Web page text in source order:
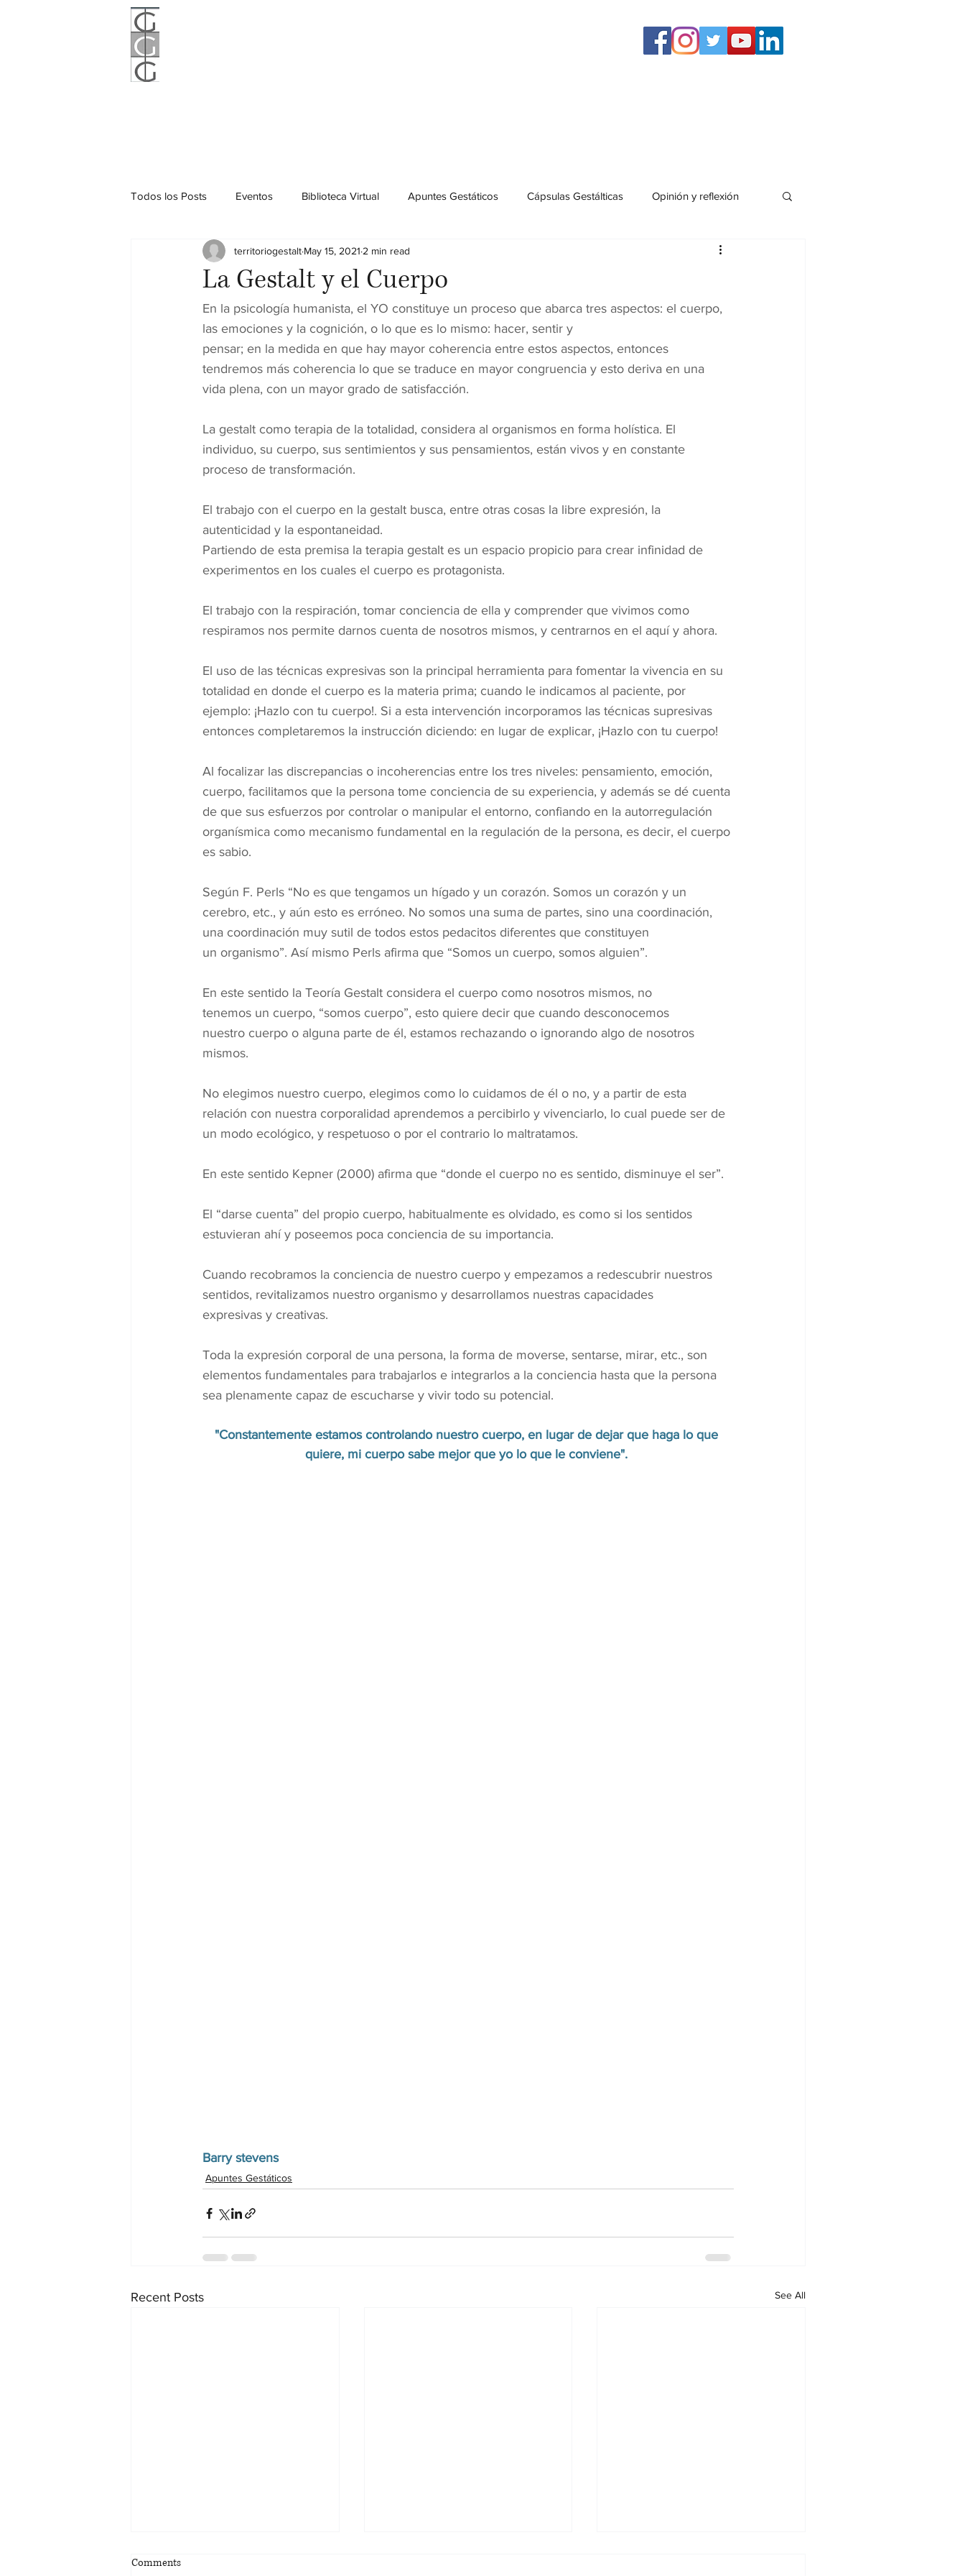
Todos los Posts Eventos Biblioteca Virtual Apuntes Gestáticos Cápsulas Gestálticas Opinión y reflexión
La Gestalt y el Cuerpo
territoriogestalt May 15, 2021 2 min read
En la psicología humanista, el YO constituye un proceso que abarca tres aspectos: el cuerpo,
las emociones y la cognición, o lo que es lo mismo: hacer, sentir y
pensar; en la medida en que hay mayor coherencia entre estos aspectos, entonces
tendremos más coherencia lo que se traduce en mayor congruencia y esto deriva en una
vida plena, con un mayor grado de satisfacción.
La gestalt como terapia de la totalidad, considera al organismos en forma holística. El
individuo, su cuerpo, sus sentimientos y sus pensamientos, están vivos y en constante
proceso de transformación.
El trabajo con el cuerpo en la gestalt busca, entre otras cosas la libre expresión, la
autenticidad y la espontaneidad.
Partiendo de esta premisa la terapia gestalt es un espacio propicio para crear infinidad de
experimentos en los cuales el cuerpo es protagonista.
El trabajo con la respiración, tomar conciencia de ella y comprender que vivimos como
respiramos nos permite darnos cuenta de nosotros mismos, y centrarnos en el aquí y ahora.
El uso de las técnicas expresivas son la principal herramienta para fomentar la vivencia en su
totalidad en donde el cuerpo es la materia prima; cuando le indicamos al paciente, por
ejemplo: ¡Hazlo con tu cuerpo!. Si a esta intervención incorporamos las técnicas supresivas
entonces completaremos la instrucción diciendo: en lugar de explicar, ¡Hazlo con tu cuerpo!
Al focalizar las discrepancias o incoherencias entre los tres niveles: pensamiento, emoción,
cuerpo, facilitamos que la persona tome conciencia de su experiencia, y además se dé cuenta
de que sus esfuerzos por controlar o manipular el entorno, confiando en la autorregulación
organísmica como mecanismo fundamental en la regulación de la persona, es decir, el cuerpo
es sabio.
Según F. Perls “No es que tengamos un hígado y un corazón. Somos un corazón y un
cerebro, etc., y aún esto es erróneo. No somos una suma de partes, sino una coordinación,
una coordinación muy sutil de todos estos pedacitos diferentes que constituyen
un organismo”. Así mismo Perls afirma que “Somos un cuerpo, somos alguien”.
En este sentido la Teoría Gestalt considera el cuerpo como nosotros mismos, no
tenemos un cuerpo, “somos cuerpo”, esto quiere decir que cuando desconocemos
nuestro cuerpo o alguna parte de él, estamos rechazando o ignorando algo de nosotros
mismos.
No elegimos nuestro cuerpo, elegimos como lo cuidamos de él o no, y a partir de esta
relación con nuestra corporalidad aprendemos a percibirlo y vivenciarlo, lo cual puede ser de
un modo ecológico, y respetuoso o por el contrario lo maltratamos.
En este sentido Kepner (2000) afirma que “donde el cuerpo no es sentido, disminuye el ser”.
El “darse cuenta” del propio cuerpo, habitualmente es olvidado, es como si los sentidos
estuvieran ahí y poseemos poca conciencia de su importancia.
Cuando recobramos la conciencia de nuestro cuerpo y empezamos a redescubrir nuestros
sentidos, revitalizamos nuestro organismo y desarrollamos nuestras capacidades
expresivas y creativas.
Toda la expresión corporal de una persona, la forma de moverse, sentarse, mirar, etc., son
elementos fundamentales para trabajarlos e integrarlos a la conciencia hasta que la persona
sea plenamente capaz de escucharse y vivir todo su potencial.
"Constantemente estamos controlando nuestro cuerpo, en lugar de dejar que haga lo que
quiere, mi cuerpo sabe mejor que yo lo que le conviene".
Barry stevens
Apuntes Gestáticos
Recent Posts See All
Comments